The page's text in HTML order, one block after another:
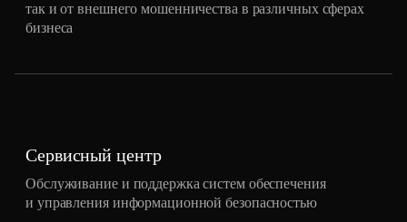
так и от внешнего мошенничества в различных сферах
бизнеса
Сервисный центр
Обслуживание и поддержка систем обеспечения
и управления информационной безопасностью